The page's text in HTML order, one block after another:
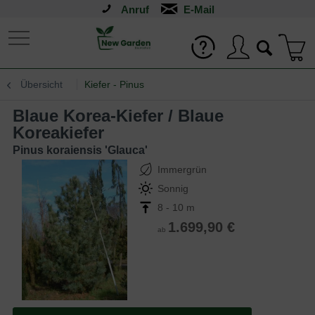
Anruf
Übersicht Kiefer - Pinus
Blaue Korea-Kiefer / Blaue
Koreakiefer
Pinus koraiensis 'Glauca'
Immergrün
Sonnig
8 - 10 m
ab 1.699,90 €